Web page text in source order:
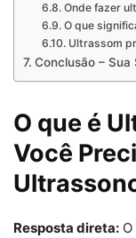
Onde fazer
O que
Ultrassom
Conclusão – Sua
O que é
Você
Resposta direta: O